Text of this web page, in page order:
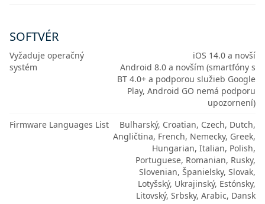
SOFTVÉR
Vyžaduje operačný
systém
iOS 14.0 a novší
Android 8.0 a novším (smartfóny s
BT 4.0+ a podporou služieb Google
Play, Android GO nemá podporu
upozornení)
Firmware Languages List
Bulharský, Croatian, Czech, Dutch,
Angličtina, French, Nemecky, Greek,
Hungarian, Italian, Polish,
Portuguese, Romanian, Rusky,
Slovenian, Španielsky, Slovak,
Lotyšský, Ukrajinský, Estónsky,
Litovský, Srbsky, Arabic, Dansk